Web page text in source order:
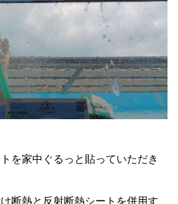
を家中ぐるっと貼っていただき
断熱と反射断熱シートを併用す